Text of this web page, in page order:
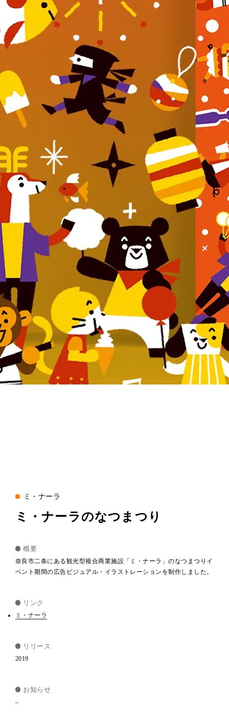
ミ・ナーラのなつまつり
ミ・ナーラ
概要
奈良市二条にある観光型複合商業施設「ミ・ナーラ」のなつまつりイ
ベント期間の広告ビジュアル・イラストレーションを制作しました。
リンク
ミ・ナーラ
リリース
2019
お知らせ
–